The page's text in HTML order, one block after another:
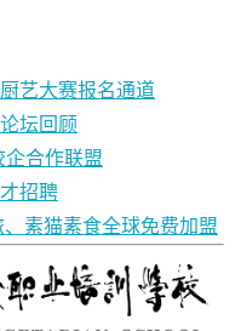
艺大赛报名通道
坛回顾
企合作联盟
招聘
、素猫素食全球免费加盟